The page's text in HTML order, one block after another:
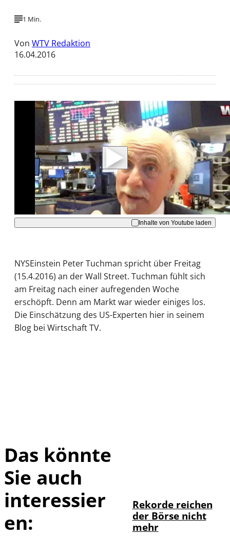
1 Min.
Von WTV Redaktion
16.04.2016
Mit der Wiedergabe dieses Videos werden
Daten an Youtube übertragen.
Hinweise dazu erhalten Sie in derDatenschutzerklärung
Akzeptieren
Inhalte von Youtube laden
NYSEinstein Peter Tuchman spricht über Freitag
(15.4.2016) an der Wall Street. Tuchman fühlt sich
am Freitag nach einer aufregenden Woche
erschöpft. Denn am Markt war wieder einiges los.
Die Einschätzung des US-Experten hier in seinem
Blog bei Wirtschaft TV.
Das könnte
Sie auch
interessier
en:
Rekorde reichen
der Börse nicht
mehr